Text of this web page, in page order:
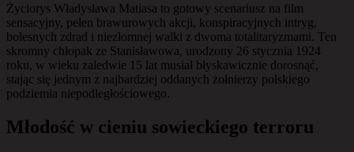
Życiorys Władysława Matiasa to gotowy scenariusz na film
sensacyjny, pełen brawurowych akcji, konspiracyjnych intryg,
bolesnych zdrad i niezłomnej walki z dwoma totalitaryzmami. Ten
skromny chłopak ze Stanisławowa, urodzony 26 stycznia 1924
roku, w wieku zaledwie 15 lat musiał błyskawicznie dorosnąć,
stając się jednym z najbardziej oddanych żołnierzy polskiego
podziemia niepodległościowego.
Młodość w cieniu sowieckiego terroru